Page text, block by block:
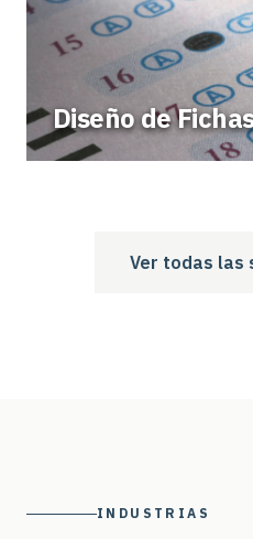
Diseño de
Ver todas las
INDUSTRIAS